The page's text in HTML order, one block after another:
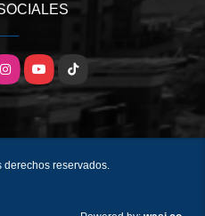
YouTubeTikTok
derechos reservados.